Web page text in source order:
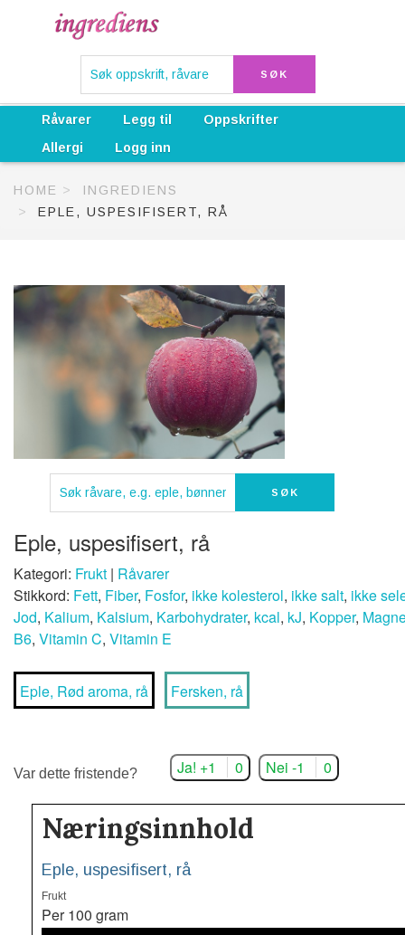
Råvarer Legg til
Oppskrifter
Allergi
Logg inn
HOME
INGREDIENS
EPLE, USPESIFISERT, RÅ
Eple, uspesifisert, rå
Kategori: Frukt | Råvarer
Stikkord: Fett, Fiber, Fosfor, ikke kolesterol, ikke salt, ikke
Jod, Kalium, Kalsium, Karbohydrater, kcal, kJ, Kopper,
B6, Vitamin C, Vitamin E
Eple, Rød aroma, rå Fersken, rå
Var dette fristende? Ja! +1 0 Nei -1 0
Næringsinnhold
Eple, uspesifisert, rå
Frukt
Per 100 gram